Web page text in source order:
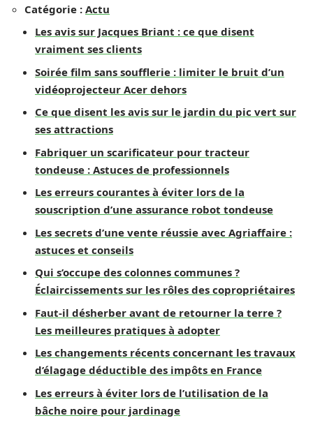
Catégorie : Actu
Les avis sur Jacques Briant : ce que disent
vraiment ses clients
Soirée film sans soufflerie : limiter le bruit d’un
vidéoprojecteur Acer dehors
Ce que disent les avis sur le jardin du pic vert sur
ses attractions
Fabriquer un scarificateur pour tracteur
tondeuse : Astuces de professionnels
Les erreurs courantes à éviter lors de la
souscription d’une assurance robot tondeuse
Les secrets d’une vente réussie avec Agriaffaire :
astuces et conseils
Qui s’occupe des colonnes communes ?
Éclaircissements sur les rôles des copropriétaires
Faut-il désherber avant de retourner la terre ?
Les meilleures pratiques à adopter
Les changements récents concernant les travaux
d’élagage déductible des impôts en France
Les erreurs à éviter lors de l’utilisation de la
bâche noire pour jardinage